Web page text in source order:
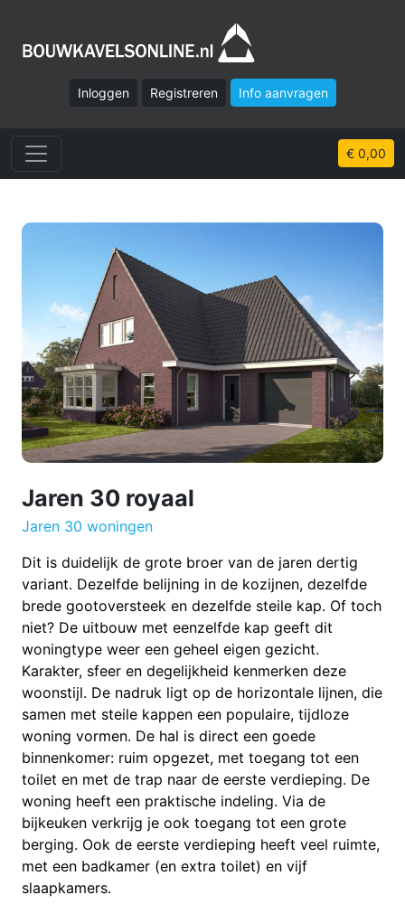
Inloggen Registreren Info aanvragen
€ 0,00
Jaren 30 royaal
Jaren 30 woningen
Dit is duidelijk de grote broer van de jaren dertig
variant. Dezelfde belijning in de kozijnen, dezelfde
brede gootoversteek en dezelfde steile kap. Of toch
niet? De uitbouw met eenzelfde kap geeft dit
woningtype weer een geheel eigen gezicht.
Karakter, sfeer en degelijkheid kenmerken deze
woonstijl. De nadruk ligt op de horizontale lijnen, die
samen met steile kappen een populaire, tijdloze
woning vormen. De hal is direct een goede
binnenkomer: ruim opgezet, met toegang tot een
toilet en met de trap naar de eerste verdieping. De
woning heeft een praktische indeling. Via de
bijkeuken verkrijg je ook toegang tot een grote
berging. Ook de eerste verdieping heeft veel ruimte,
met een badkamer (en extra toilet) en vijf
slaapkamers.